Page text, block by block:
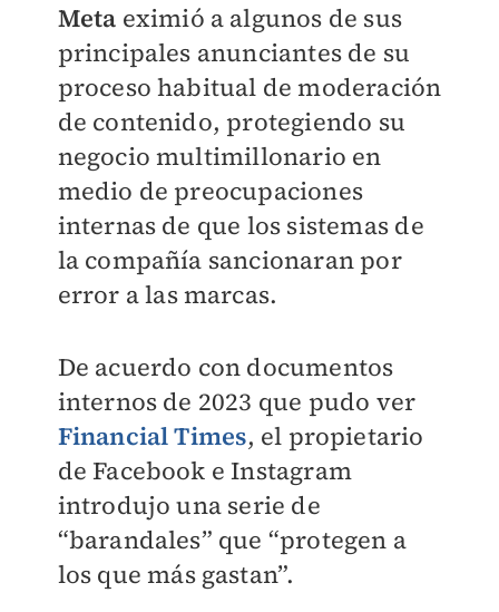
Meta eximió a algunos de sus
principales anunciantes de su
proceso habitual de moderación
de contenido, protegiendo su
negocio multimillonario en
medio de preocupaciones
internas de que los sistemas de
la compañía sancionaran por
error a las marcas.
De acuerdo con documentos
internos de 2023 que pudo ver
Financial Times, el propietario
de Facebook e Instagram
introdujo una serie de
“barandales” que “protegen a
los que más gastan”.